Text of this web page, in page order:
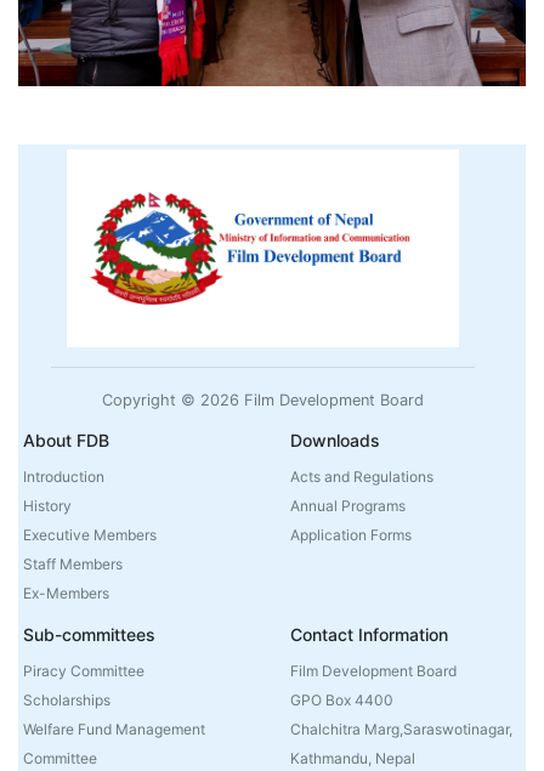
Copyright © 2026 Film Development Board
About FDB
Introduction
History
Executive Members
Staff Members
Ex-Members
Downloads
Acts and Regulations
Annual Programs
Application Forms
Sub-committees
Piracy Committee
Scholarships
Welfare Fund Management
Committee
Contact Information
Film Development Board
GPO Box 4400
Chalchitra Marg,Saraswotinagar,
Kathmandu, Nepal